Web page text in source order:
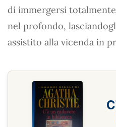
di immergersi
nel profondo,
assistito alla vicenda in